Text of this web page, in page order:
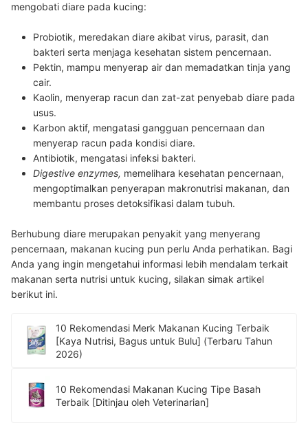
mengobati diare pada kucing:
Probiotik, meredakan diare akibat virus, parasit, dan
bakteri serta menjaga kesehatan sistem pencernaan.
Pektin, mampu menyerap air dan memadatkan tinja yang
cair.
Kaolin, menyerap racun dan zat-zat penyebab diare pada
usus.
Karbon aktif, mengatasi gangguan pencernaan dan
menyerap racun pada kondisi diare.
Antibiotik, mengatasi infeksi bakteri.
Digestive enzymes, memelihara kesehatan pencernaan,
mengoptimalkan penyerapan makronutrisi makanan, dan
membantu proses detoksifikasi dalam tubuh.
Berhubung diare merupakan penyakit yang menyerang
pencernaan, makanan kucing pun perlu Anda perhatikan. Bagi
Anda yang ingin mengetahui informasi lebih mendalam terkait
makanan serta nutrisi untuk kucing, silakan simak artikel
berikut ini.
10 Rekomendasi Merk Makanan Kucing Terbaik
[Kaya Nutrisi, Bagus untuk Bulu] (Terbaru Tahun
2026)
10 Rekomendasi Makanan Kucing Tipe Basah
Terbaik [Ditinjau oleh Veterinarian]